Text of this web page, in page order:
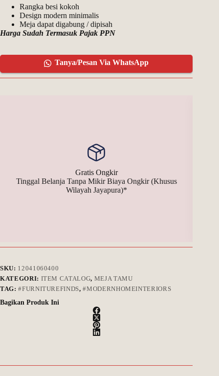
Rangka besi kokoh
Design modern minimalis
Meja dapat digabung / dipisah
Harga Sudah Termasuk Pajak PPN
Tanya/Pesan Via WhatsApp
Gratis Ongkir
Tinggal Belanja Tanpa Mikir Biaya Ongkir (Khusus
Wilayah Jayapura)*
SKU: 12041060400
KATEGORI: ITEM CATALOG, MEJA TAMU
TAG:#FURNITUREFINDS,#MODERNHOMEINTERIORS
Bagikan Produk Ini